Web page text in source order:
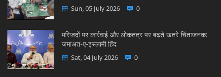
Sun, 05 July 2026 0
मस्जिदों पर कार्रवाई और लोकतंत्र पर बढ़ते खतरे चिंताजनक:
जमाअत-ए-इस्लामी हिंद
Sat, 04 July 2026 0